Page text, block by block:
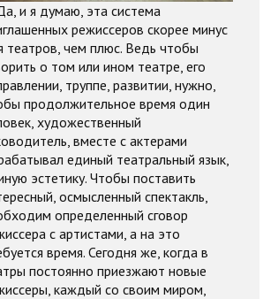
и я думаю, эта система
режиссеров скорее минус
театров, чем плюс. Ведь чтобы
о том или ином театре, его
труппе, развитии, нужно,
продолжительное время один
художественный
вместе с актерами
единый театральный язык,
эстетику. Чтобы поставить
осмысленный спектакль,
определенный сговор
с артистами, а на это
время. Сегодня же, когда в
постоянно приезжают новые
каждый со своим миром,